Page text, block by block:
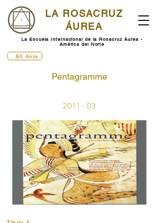
LA ROSACRUZ
ÁUREA
La Escuela Internacional de la Rosacruz Áurea -
América del Norte
&lt; Atrás
Pentagramme
2011 - 03